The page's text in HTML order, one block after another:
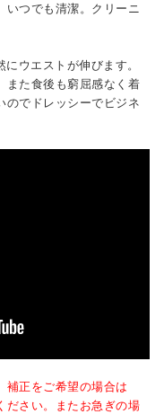
いつでも清潔。クリーニ
ウエストが伸びます。
また食後も窮屈感なく着
のでドレッシーでビジネ
正をご希望の場合は
ださい。またお急ぎの場